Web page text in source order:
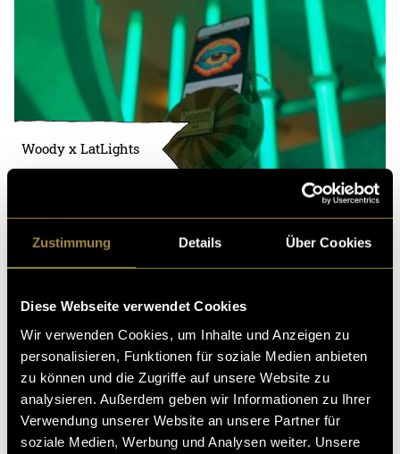
Zustimmung Details Über Cookies
Diese Webseite verwendet Cookies
Wir verwenden Cookies, um Inhalte und Anzeigen zu
personalisieren, Funktionen für soziale Medien anbieten
zu können und die Zugriffe auf unsere Website zu
analysieren. Außerdem geben wir Informationen zu Ihrer
Verwendung unserer Website an unsere Partner für
soziale Medien, Werbung und Analysen weiter. Unsere
Woody x LatLights